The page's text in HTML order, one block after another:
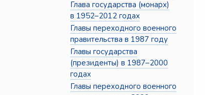
Глава государства (монарх)
в 1952–2012 годах
Главы переходного военного
правительства в 1987 году
Главы государства
(президенты) в 1987–2000
годах
Главы переходного военного